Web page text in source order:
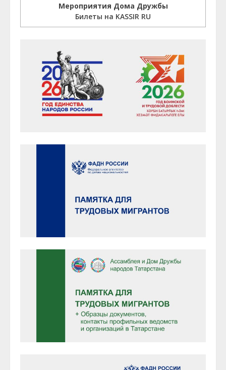
Мероприятия Дома Дружбы
Билеты на KASSIR RU